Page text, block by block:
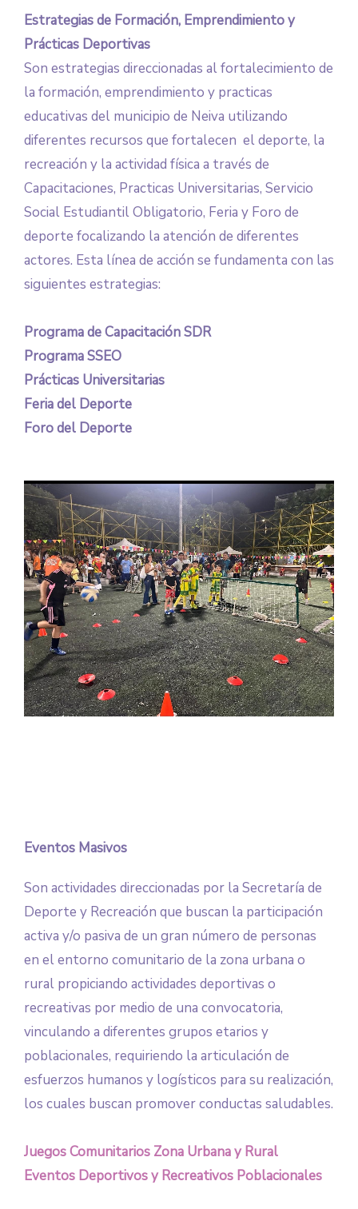
Estrategias de Formación, Emprendimiento y
Prácticas Deportivas
Son estrategias direccionadas al fortalecimiento de
la formación, emprendimiento y practicas
educativas del municipio de Neiva utilizando
diferentes recursos que fortalecen el deporte, la
recreación y la actividad física a través de
Capacitaciones, Practicas Universitarias, Servicio
Social Estudiantil Obligatorio, Feria y Foro de
deporte focalizando la atención de diferentes
actores. Esta línea de acción se fundamenta con las
siguientes estrategias:
Programa de Capacitación SDR
Programa SSEO
Prácticas Universitarias
Feria del Deporte
Foro del Deporte
Eventos Masivos
Son actividades direccionadas por la Secretaría de
Deporte y Recreación que buscan la participación
activa y/o pasiva de un gran número de personas
en el entorno comunitario de la zona urbana o
rural propiciando actividades deportivas o
recreativas por medio de una convocatoria,
vinculando a diferentes grupos etarios y
poblacionales, requiriendo la articulación de
esfuerzos humanos y logísticos para su realización,
los cuales buscan promover conductas saludables.
Juegos Comunitarios Zona Urbana y Rural
Eventos Deportivos y Recreativos Poblacionales